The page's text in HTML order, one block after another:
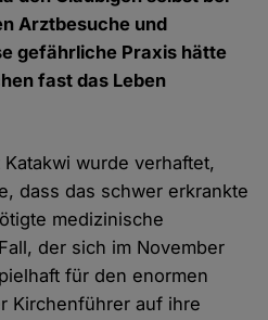
Arztbesuche und
gefährliche Praxis hätte
fast das Leben
wurde verhaftet,
dass das schwer erkrankte
medizinische
der sich im November
für den enormen
Kirchenführer auf ihre